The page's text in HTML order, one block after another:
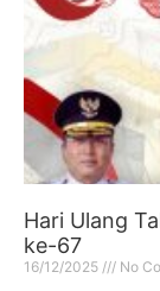
Hari Ulang
ke-67
16/12/2025 No